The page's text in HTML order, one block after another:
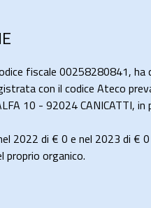
fiscale 00258280841,
con il codice Ateco
10 - 92024 CANICATTI, in
2022 di € 0 e nel 2023 di € 0
proprio organico.